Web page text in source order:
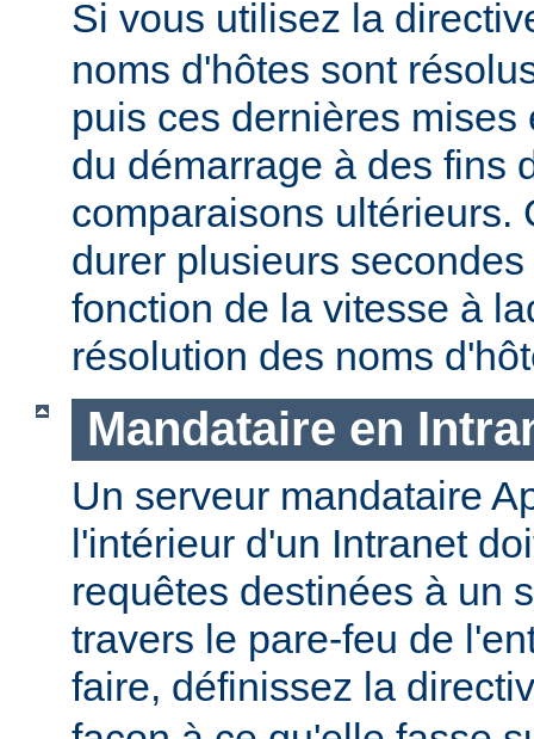
Si vous utilisez la
noms d'hôtes sont
puis ces dernières mises
du démarrage à des fins
comparaisons ultérieurs.
durer plusieurs
fonction de la vitesse à
résolution des noms
Mandataire en
Un serveur mandataire
l'intérieur d'un Intranet
requêtes destinées à un
travers le pare-feu de
faire, définissez la